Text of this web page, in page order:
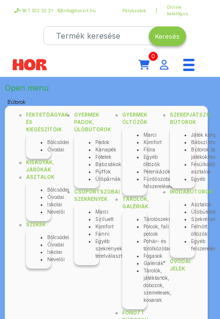
+36 1 322 52 21 info@horzrt.hu Pályázatok
Online
katalógus
0
Open menu
Bútorok
FEKTETŐÁGYAK
ÉS
KIEGÉSZÍTŐIK
Bölcsődei
Óvodai
KISÁGYAK,
JÁRÓKÁK
ASZTALOK
Bölcsődei
Óvodai
Iskolai
Nevelői
SZÉKEK
Bölcsődei
Óvodai
Iskolai
Nevelői
GYERMEK
PADOK,
ÜLŐBÚTOROK
Padok
Kanapék
Fotelek
Babzsákok
Puffok
Ülőpárnák
CSOPORTSZOBAI
SZEKRÉNYEK
Marci
Sziluett
Komfort
Fanni
Egyéb
szekrények,
térelválasztók
GYERMEK
ÖLTÖZŐK
Marci
Komfort
Flóra
Egyéb
öltözők
Pelenkázók
Fürdőszobai
felszerelések
TÁROLÓK,
GALÉRIÁK
Tárolószekrények
Polcok, fali
polcok
Pohár- és
törölközőtartók
Fogasok
Galériák
Tárolók,
játéktartók,
dobozok,
szemetesek,
kosarak
FONOTT
SZEREPJÁTSZÓ
BÚTOROK
Játék
Bútorok
játékokhoz
Fésülködő
asztalok
Egyéb
IRODABÚTOROK
Asztalok
Ülőbútorok
Szekrények
Felnőtt
öltözők
Egyéb
ÓVODAI
JELEK